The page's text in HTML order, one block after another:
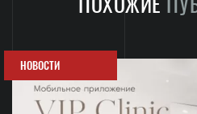
НОВОСТИ